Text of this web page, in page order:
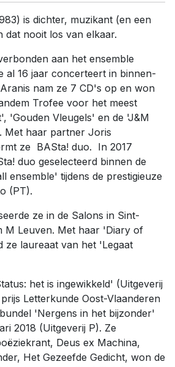
is dichter, muzikant (en een
dat nooit los van elkaar.
aan het ensemble
al 16 jaar concerteert in binnen-
nam ze 7 CD's op en won
Trofee voor het meest
'Gouden Vleugels' en de 'J&M
Met haar partner Joris
ze BASta! duo. In 2017
duo geselecteerd binnen de
ensemble' tijdens de prestigieuze
(PT).
ze in de Salons in Sint-
M Leuven. Met haar 'Diary of
ze laureaat van het 'Legaat
het is ingewikkeld' (Uitgeverij
Letterkunde Oost-Vlaanderen
'Nergens in het bijzonder'
2018 (Uitgeverij P). Ze
Deus ex Machina,
Het Gezeefde Gedicht, won de